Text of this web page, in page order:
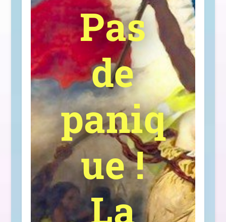
Pas
de
paniq
ue !
La